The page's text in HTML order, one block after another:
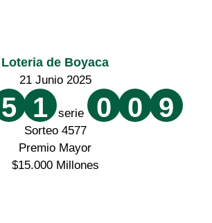
Loteria de Boyaca
21 Junio 2025
5 1 serie 0 0 9
Sorteo 4577
Premio Mayor
$15.000 Millones